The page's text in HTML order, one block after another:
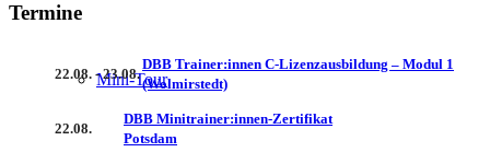
Mini-Tour
Termine
22.08. - 23.08.
DBB Trainer:innen C-Lizenzausbildung – Modul 1
(Wolmirstedt)
22.08.
DBB Minitrainer:innen-Zertifikat
Potsdam